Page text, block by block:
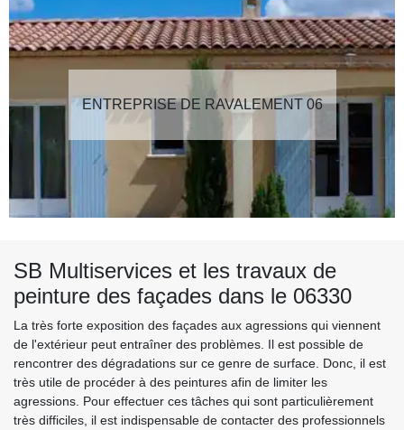
ENTREPRISE DE RAVALEMENT 06
SB Multiservices et les travaux de
peinture des façades dans le 06330
La très forte exposition des façades aux agressions qui viennent
de l'extérieur peut entraîner des problèmes. Il est possible de
rencontrer des dégradations sur ce genre de surface. Donc, il est
très utile de procéder à des peintures afin de limiter les
agressions. Pour effectuer ces tâches qui sont particulièrement
très difficiles, il est indispensable de contacter des professionnels